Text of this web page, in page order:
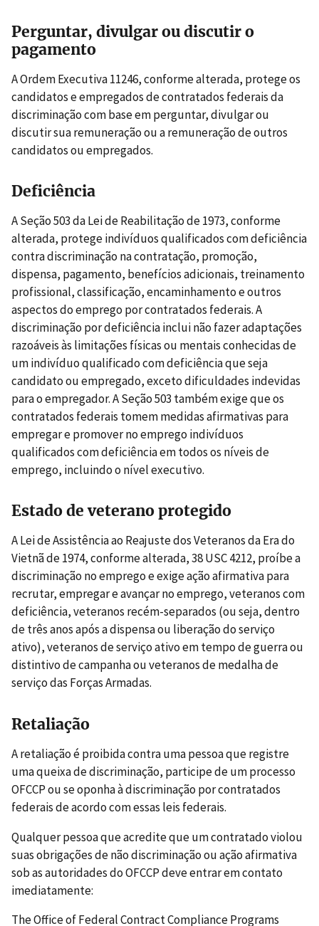
Perguntar, divulgar ou discutir o
pagamento
A Ordem Executiva 11246, conforme alterada, protege os
candidatos e empregados de contratados federais da
discriminação com base em perguntar, divulgar ou
discutir sua remuneração ou a remuneração de outros
candidatos ou empregados.
Deficiência
A Seção 503 da Lei de Reabilitação de 1973, conforme
alterada, protege indivíduos qualificados com deficiência
contra discriminação na contratação, promoção,
dispensa, pagamento, benefícios adicionais, treinamento
profissional, classificação, encaminhamento e outros
aspectos do emprego por contratados federais. A
discriminação por deficiência inclui não fazer adaptações
razoáveis às limitações físicas ou mentais conhecidas de
um indivíduo qualificado com deficiência que seja
candidato ou empregado, exceto dificuldades indevidas
para o empregador. A Seção 503 também exige que os
contratados federais tomem medidas afirmativas para
empregar e promover no emprego indivíduos
qualificados com deficiência em todos os níveis de
emprego, incluindo o nível executivo.
Estado de veterano protegido
A Lei de Assistência ao Reajuste dos Veteranos da Era do
Vietnã de 1974, conforme alterada, 38 USC 4212, proíbe a
discriminação no emprego e exige ação afirmativa para
recrutar, empregar e avançar no emprego, veteranos com
deficiência, veteranos recém-separados (ou seja, dentro
de três anos após a dispensa ou liberação do serviço
ativo), veteranos de serviço ativo em tempo de guerra ou
distintivo de campanha ou veteranos de medalha de
serviço das Forças Armadas.
Retaliação
A retaliação é proibida contra uma pessoa que registre
uma queixa de discriminação, participe de um processo
OFCCP ou se oponha à discriminação por contratados
federais de acordo com essas leis federais.
Qualquer pessoa que acredite que um contratado violou
suas obrigações de não discriminação ou ação afirmativa
sob as autoridades do OFCCP deve entrar em contato
imediatamente:
The Office of Federal Contract Compliance Programs